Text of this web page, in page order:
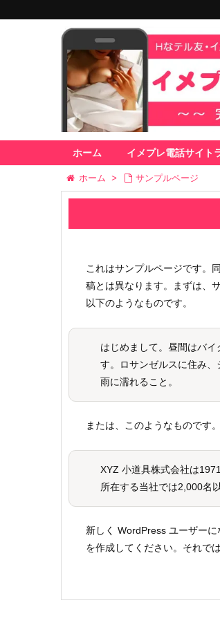
ホーム イメプレ電話サイト
ホーム > サンプルページ
これはサンプルページです。
稿とは異なります。まずは、
以下のようなものです。
はじめまして。昼間はバ
す。ロサンゼルスに住み
雨に濡れること。
または、このようなものです。
XYZ 小道具株式会社は
所在する当社では2,000名
新しく WordPress ユーザーに
を作成してください。それで